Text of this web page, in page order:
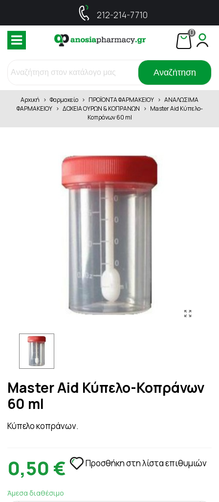
212-214-7710
0
Αναζήτηση
Αρχική > Φαρμακείο > ΠΡΟΪΟΝΤΑ ΦΑΡΜΑΚΕΙΟΥ > ΑΝΑΛΩΣΙΜΑ
ΦΑΡΜΑΚΕΙΟΥ > ΔΟΧΕΙΑ ΟΥΡΩΝ & ΚΟΠΡΑΝΩΝ > Master Aid Κύπελο-
Κοπράνων 60 ml
Master Aid Κύπελο-Κοπράνων
60 ml
Κύπελο κοπράνων.
0,50 € Προσθήκη στη λίστα επιθυμιών
Άμεσα διαθέσιμο